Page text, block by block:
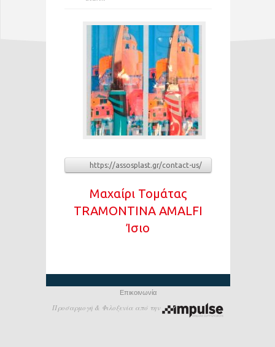
https://assosplast.gr/contact-us/
Μαχαίρι Τομάτας
TRAMONTINA AMALFI
Ίσιο
Επικοινωνία
Προσαρμογή & Φιλοξενία από την